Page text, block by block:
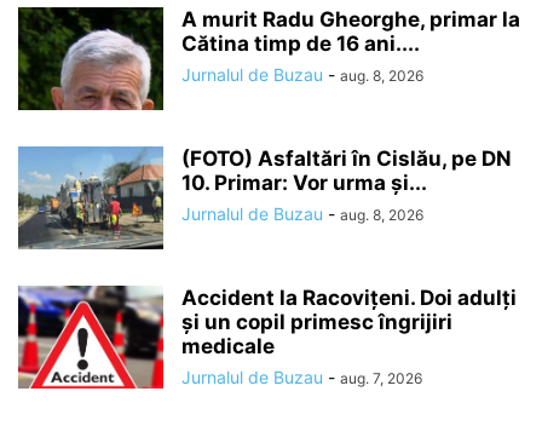
A murit Radu Gheorghe, primar la
Cătina timp de 16 ani....
Jurnalul de Buzau - aug. 8, 2026
(FOTO) Asfaltări în Cislău, pe DN
10. Primar: Vor urma și...
Jurnalul de Buzau - aug. 8, 2026
Accident la Racovițeni. Doi adulți
și un copil primesc îngrijiri
medicale
Jurnalul de Buzau - aug. 7, 2026